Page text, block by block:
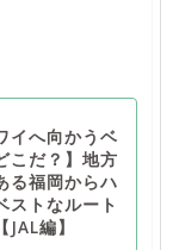
イへ向かうベ
こだ？】地方
る福岡からハ
ストなルート
編】